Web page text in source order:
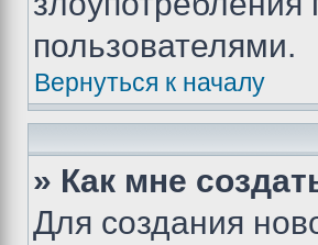
пользователями.
Вернуться к началу
» Как мне
Для создания